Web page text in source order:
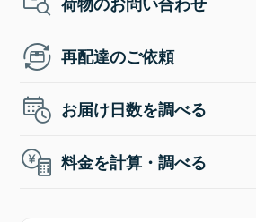
再配達のご依頼
お届け日数を調べる
料金を計算・調べる